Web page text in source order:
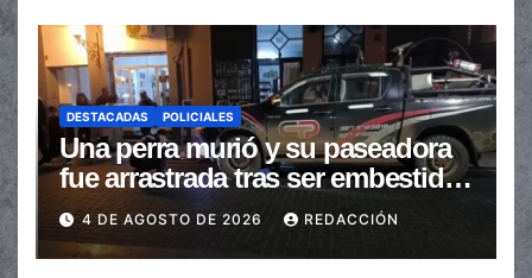
DESTACADAS POLICIALES
Una perra murió y su paseadora
fue arrastrada tras ser embestidas
en la senda peatonal
4 DE AGOSTO DE 2026 REDACCIÓN